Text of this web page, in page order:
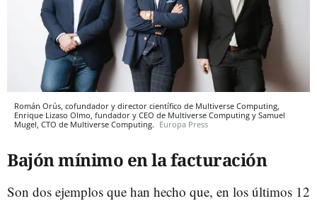
Román Orús, cofundador y director científico de Multiverse Computing,
Enrique Lizaso Olmo, fundador y CEO de Multiverse Computing y Samuel
Mugel, CTO de Multiverse Computing. Europa Press
Bajón mínimo en la facturación
Son dos ejemplos que han hecho que, en los últimos 12